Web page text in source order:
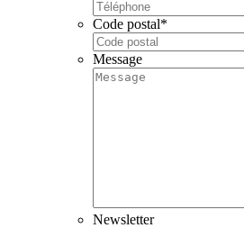
Code postal*
Message
Newsletter